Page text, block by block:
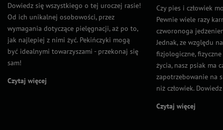
Dowiedz się wszystkiego o tej uroczej rasie!
Od ich unikalnej osobowości, przez
wymagania dotyczące pielęgnacji, aż po to,
jak najlepiej z nimi żyć. Pekińczyki mogą
być idealnymi towarzyszami - przekonaj się
sam!
Czytaj więcej
Czy pies i człowiek
Pewnie wiele razy
czworonoga
Jednak, ze względu
fizjologiczne,
życia, nasz psiak ma
zapotrzebowanie na
niż człowiek.
Czytaj więcej